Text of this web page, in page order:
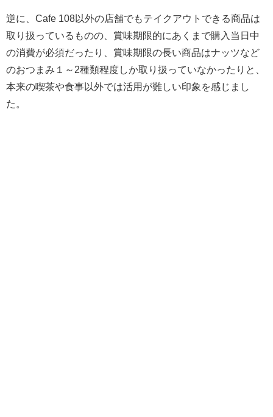
逆に、Cafe 108以外の店舗でもテイクアウトできる商品は
取り扱っているものの、賞味期限的にあくまで購入当日中
の消費が必須だったり、賞味期限の長い商品はナッツなど
のおつまみ１～2種類程度しか取り扱っていなかったりと、
本来の喫茶や食事以外では活用が難しい印象を感じまし
た。